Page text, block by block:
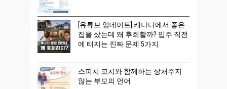
[유튜브 업데이트] 캐나다에서 좋은
집을 샀는데 왜 후회할까? 입주 직전
에 터지는 진짜 문제 5가지
스피치 코치와 함께하는 상처주지
않는 부모의 언어